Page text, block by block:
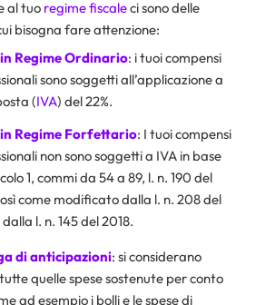
al tuo regime fiscaleci sono delle
bisogna fare attenzione:
Regime Ordinario: i tuoi compensi
sono soggetti all’applicazione a
(IVA) del 22%.
Regime Forfettario: I tuoi compensi
non sono soggetti a IVA in base
1, commi da 54 a 89, l. n. 190 del
come modificato dalla l. n. 208 del
l. n. 145 del 2018.
di anticipazioni: si considerano
quelle spese sostenute per conto
ad esempio i bolli e le spese di